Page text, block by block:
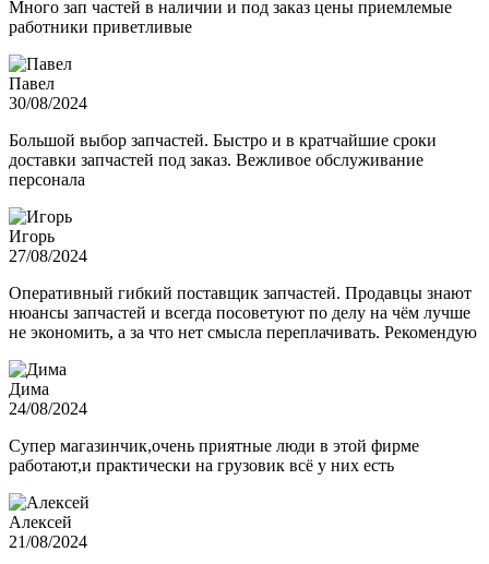
Много зап частей в наличии и под заказ цены приемлемые
работники приветливые
Павел
30/08/2024
Большой выбор запчастей. Быстро и в кратчайшие сроки
доставки запчастей под заказ. Вежливое обслуживание
персонала
Игорь
27/08/2024
Оперативный гибкий поставщик запчастей. Продавцы знают
нюансы запчастей и всегда посоветуют по делу на чём лучше
не экономить, а за что нет смысла переплачивать. Рекомендую
Дима
24/08/2024
Супер магазинчик,очень приятные люди в этой фирме
работают,и практически на грузовик всё у них есть
Алексей
21/08/2024